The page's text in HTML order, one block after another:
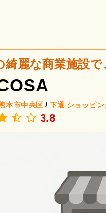
綺麗な商業施設で
本市中央区 / 下通 ショッピ
3.8